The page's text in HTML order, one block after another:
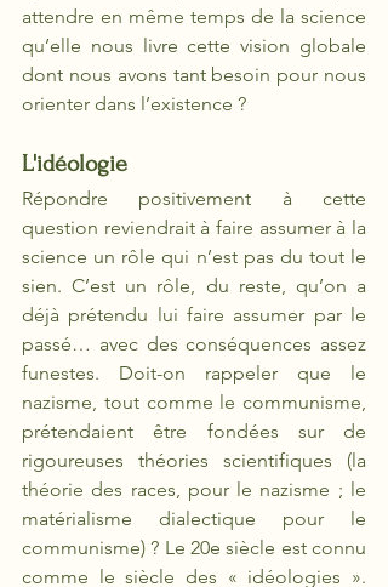
attendre en même temps de la science
qu’elle nous livre cette vision globale
dont nous avons tant besoin pour nous
orienter dans l’existence ?
L'idéologie
Répondre positivement à cette
question reviendrait à faire assumer à la
science un rôle qui n’est pas du tout le
sien. C’est un rôle, du reste, qu’on a
déjà prétendu lui faire assumer par le
passé… avec des conséquences assez
funestes. Doit-on rappeler que le
nazisme, tout comme le communisme,
prétendaient être fondées sur de
rigoureuses théories scientifiques (la
théorie des races, pour le nazisme ; le
matérialisme dialectique pour le
communisme) ? Le 20e siècle est connu
comme le siècle des « idéologies ».